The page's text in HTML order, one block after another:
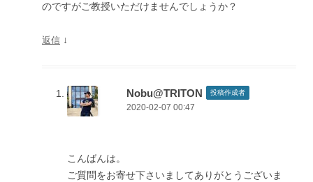
のですがご教授いただけませんでしょうか？
返信 ↓
Nobu@TRITON 投稿作成者
2020-02-07 00:47
こんばんは。
ご質問をお寄せ下さいましてありがとうございま